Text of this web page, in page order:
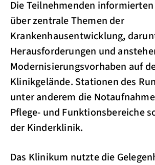
Die Teilnehmenden
über zentrale Themen der
Krankenhausentwicklung,
Herausforderungen und
Modernisierungsvorhaben auf
Klinikgelände. Stationen des
unter anderem die
Pflege- und Funktionsbereiche
der Kinderklinik.
Das Klinikum nutzte die